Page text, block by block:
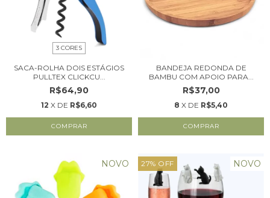
3 CORES
SACA-ROLHA DOIS ESTÁGIOS
PULLTEX CLICKCU...
R$64,90
12 X DE R$6,60
COMPRAR
BANDEJA REDONDA DE
BAMBU COM APOIO PARA...
R$37,00
8 X DE R$5,40
NOVO 27% OFF NOVO